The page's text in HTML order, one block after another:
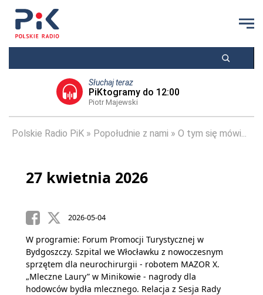
Słuchaj teraz
PiKtogramy do 12:00
Piotr Majewski
Polskie Radio PiK Popołudnie z nami O tym się mówi...
27 kwietnia 2026
2026-05-04
W programie: Forum Promocji Turystycznej w
Bydgoszczy. Szpital we Włocławku z nowoczesnym
sprzętem dla neurochirurgii - robotem MAZOR X.
„Mleczne Laury” w Minikowie - nagrody dla
hodowców bydła mlecznego. Relacja z Sesja Rady